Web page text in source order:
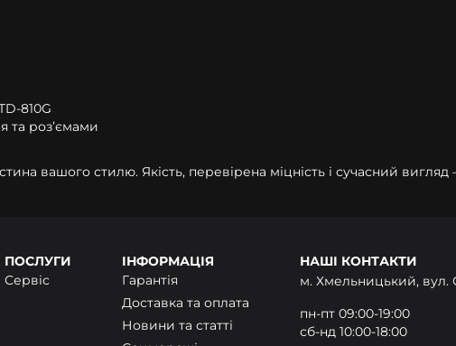
810G
та розʼємами
вашого стилю. Якість, перевірена міцність і сучасний
ПОСЛУГИ
Сервіс
ІНФОРМАЦІЯ
Гарантія
Доставка та оплата
Новини та статті
НАШІ КОНТАКТИ
м. Хмельницький, вул.
пн-пт 09:00-19:00
сб-нд 10:00-18:00